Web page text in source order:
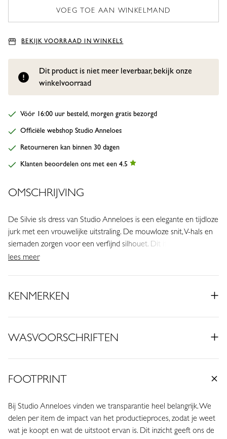
BEKIJK VOORRAAD IN WINKELS
Dit product is niet meer leverbaar, bekijk onze
winkelvoorraad
Vóór 16:00 uur besteld, morgen gratis bezorgd
Officiële webshop Studio Anneloes
Retourneren kan binnen 30 dagen
Klanten beoordelen ons met een 4.5
OMSCHRIJVING
De Silvie sls dress van Studio Anneloes is een elegante en tijdloze
jurk met een vrouwelijke uitstraling. De mouwloze snit, V-hals en
siernaden zorgen voor een verfijnd silhouet. Dit item maakt deel
uit van de jubileumcollectie ter ere van het 20 jarig bestaan van
• Kleur: Electric Blue
• V-hals
• Siernaden
Blauw zorgt voor een fris kleuraccent en laat zich mooi
combineren met neutrale tinten zoals wit, ecru en beige.
Daardoor is dit een veelzijdig item dat je makkelijk netjes of casual
lees meer
KENMERKEN
WASVOORSCHRIFTEN
FOOTPRINT
Bij Studio Anneloes vinden we transparantie heel belangrijk. We
delen per item de impact van het productieproces, zodat je weet
wat je koopt en wat de uitstoot ervan is. Dit inzicht geeft ons de